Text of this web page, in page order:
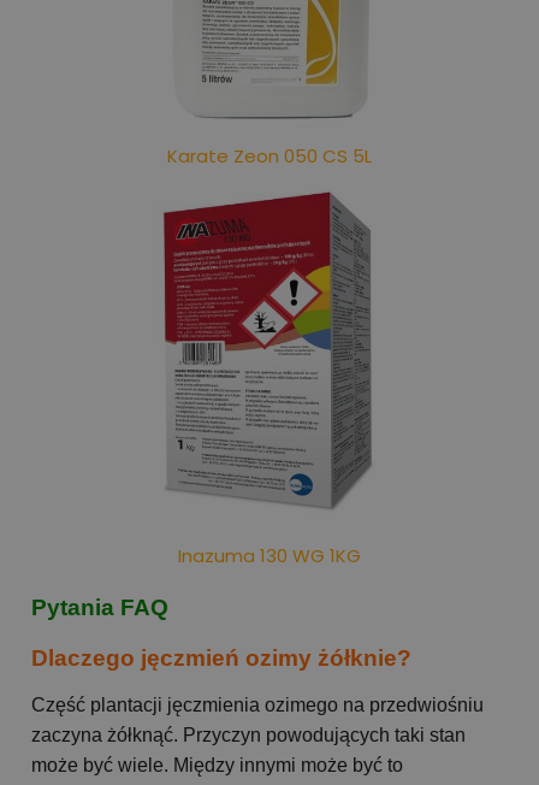
Karate Zeon 050 CS 5L
Inazuma 130 WG 1KG
Pytania FAQ
Dlaczego jęczmień ozimy żółknie?
Część plantacji jęczmienia ozimego na przedwiośniu
zaczyna żółknąć. Przyczyn powodujących taki stan
może być wiele. Między innymi może być to